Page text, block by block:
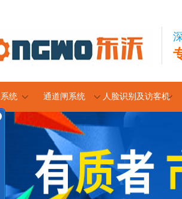
统 通道闸系统 人脸识别及访客机